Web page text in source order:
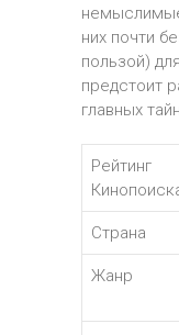
них почти
пользой)
предстоит
главных
Рейтинг
Страна
Жанр